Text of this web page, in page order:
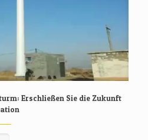
Erschließen Sie die Zukunft